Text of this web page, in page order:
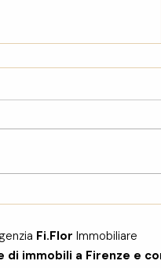
per
Non Residenti
Fi.Flor Immobiliare
di immobili a Firenze e